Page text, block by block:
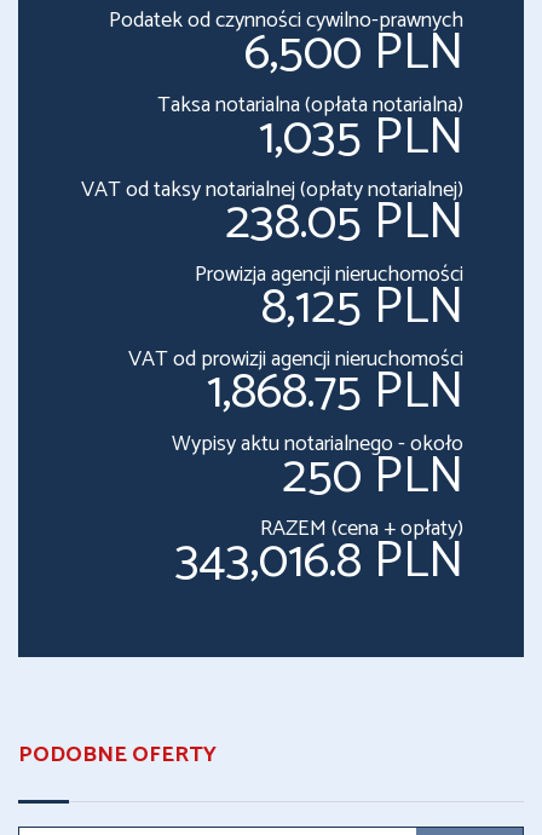
Podatek od czynności cywilno-prawnych
6,500 PLN
Taksa notarialna (opłata notarialna)
1,035 PLN
VAT od taksy notarialnej (opłaty notarialnej)
238.05 PLN
Prowizja agencji nieruchomości
8,125 PLN
VAT od prowizji agencji nieruchomości
1,868.75 PLN
Wypisy aktu notarialnego - około
250 PLN
RAZEM (cena + opłaty)
343,016.8 PLN
PODOBNE OFERTY